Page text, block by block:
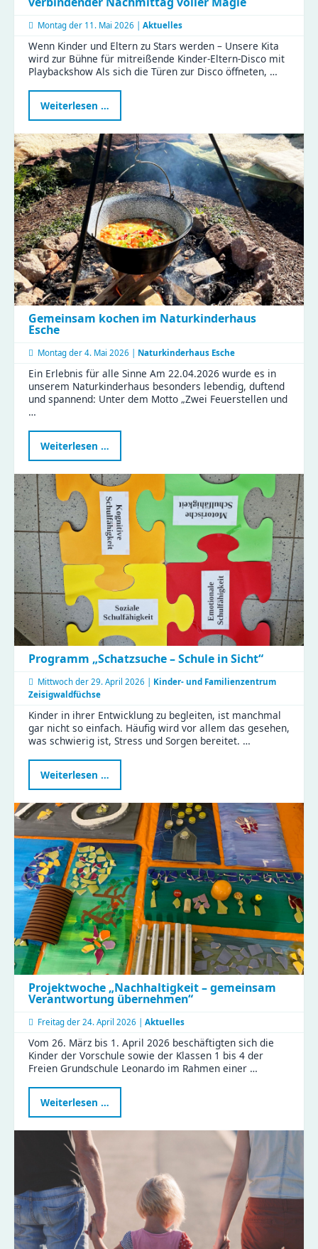
Montag der 11. Mai 2026 | Aktuelles
Wenn Kinder und Eltern zu Stars werden – Unsere Kita
wird zur Bühne für mitreißende Kinder-Eltern-Disco mit
Playbackshow Als sich die Türen zur Disco öffneten, …
Weiterlesen …
im
–
ein
verbindender
Nachmittag
voller
Magie
Gemeinsam kochen im Naturkinderhaus
Esche
Montag der 4. Mai 2026 | Naturkinderhaus Esche
Ein Erlebnis für alle Sinne Am 22.04.2026 wurde es in
unserem Naturkinderhaus besonders lebendig, duftend
und spannend: Unter dem Motto „Zwei Feuerstellen und
…
Weiterlesen …
kochen
Naturkinderhaus
Esche
Programm „Schatzsuche – Schule in Sicht“
Mittwoch der 29. April 2026 | Kinder- und Familienzentrum
Zeisigwaldfüchse
Kinder in ihrer Entwicklung zu begleiten, ist manchmal
gar nicht so einfach. Häufig wird vor allem das gesehen,
was schwierig ist, Stress und Sorgen bereitet. …
Weiterlesen …
„Schatzsuche
–
Schule
in
Sicht“
Projektwoche „Nachhaltigkeit – gemeinsam
Verantwortung übernehmen“
Freitag der 24. April 2026 | Aktuelles
Vom 26. März bis 1. April 2026 beschäftigten sich die
Kinder der Vorschule sowie der Klassen 1 bis 4 der
Freien Grundschule Leonardo im Rahmen einer …
Weiterlesen …
„Nachhaltigkeit
–